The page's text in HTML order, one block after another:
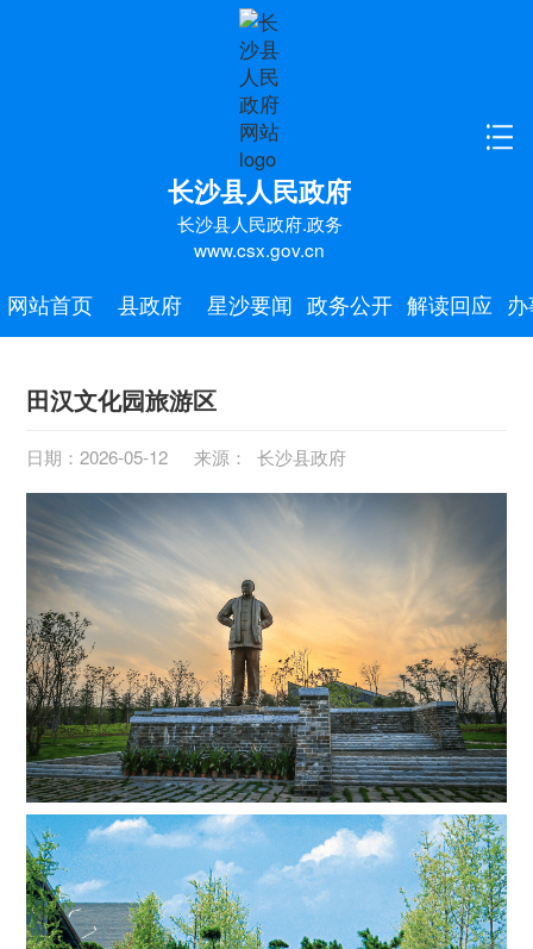
长沙县人民政府
长沙县人民政府.政务
www.csx.gov.cn
网站首页 县政府 星沙要闻 政务公开 解读回应
田汉文化园旅游区
日期：2026-05-12 来源： 长沙县政府